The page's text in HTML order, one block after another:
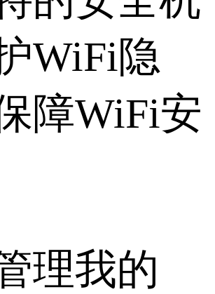
WiFi隐
障WiFi安
理我的